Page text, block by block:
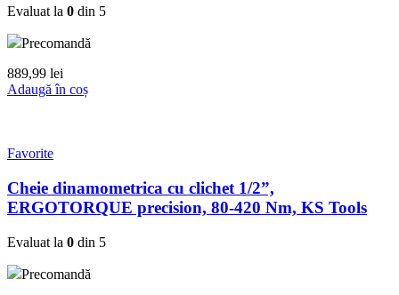
Evaluat la 0 din 5
Precomandă
889,99 lei
Adaugă în coș
Favorite
Cheie dinamometrica cu clichet 1/2”,
ERGOTORQUE precision, 80-420 Nm, KS Tools
Evaluat la 0 din 5
Precomandă